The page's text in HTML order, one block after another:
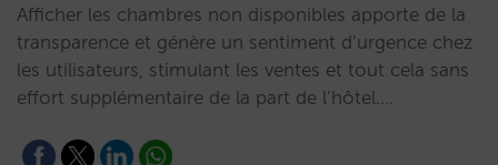
Afficher les chambres non disponibles apporte de la
transparence et génère un sentiment d’urgence chez
les utilisateurs, stimulant les ventes et tout cela sans
effort supplémentaire de la part de l’hôtel.…